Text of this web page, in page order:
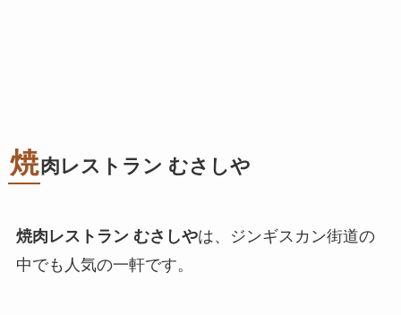
焼肉レストラン むさしや
焼肉レストラン むさしやは、ジンギスカン街道の
中でも人気の一軒です。